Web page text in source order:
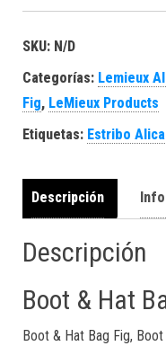
SKU: N/D
Categorías: Lemieux
Fig, LeMieux Products
Etiquetas: Estribo
Descripción
Descripción
Boot & Hat
Boot & Hat Bag Fig,